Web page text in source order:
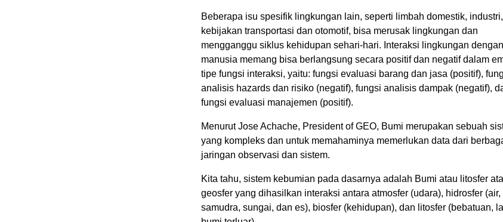
Beberapa isu spesifik lingkungan lain, seperti limbah domestik,
kebijakan transportasi dan otomotif, bisa merusak lingkungan dan
mengganggu siklus kehidupan sehari-hari. Interaksi lingkungan dengan
manusia memang bisa berlangsung secara positif dan negatif dalam
tipe fungsi interaksi, yaitu: fungsi evaluasi barang dan jasa (positif),
analisis hazards dan risiko (negatif), fungsi analisis dampak (negatif),
fungsi evaluasi manajemen (positif).
Menurut Jose Achache, President of GEO, Bumi merupakan sebuah
yang kompleks dan untuk memahaminya memerlukan data dari
jaringan observasi dan sistem.
Kita tahu, sistem kebumian pada dasarnya adalah Bumi atau litosfer
geosfer yang dihasilkan interaksi antara atmosfer (udara), hidrosfer (air,
samudra, sungai, dan es), biosfer (kehidupan), dan litosfer (bebatuan,